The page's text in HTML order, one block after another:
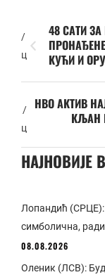
/
ц
48 САТИ
КУЋИ И
/
ц
НВО АКТИВ
КЉАН
НАЈНОВИЈЕ
Лопандић (СРЦЕ):
симболична,
08.08.2026
Оленик (ЛСВ):